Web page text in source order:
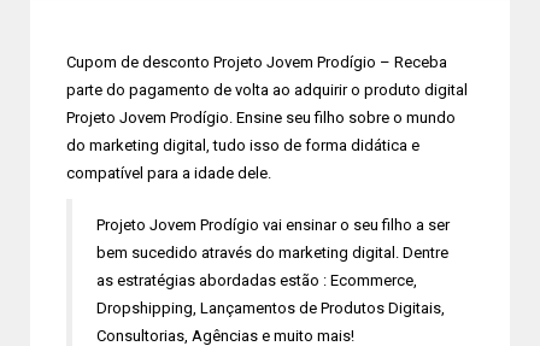
Cupom de desconto Projeto Jovem Prodígio – Receba
parte do pagamento de volta ao adquirir o produto digital
Projeto Jovem Prodígio. Ensine seu filho sobre o mundo
do marketing digital, tudo isso de forma didática e
compatível para a idade dele.
Projeto Jovem Prodígio vai ensinar o seu filho a ser
bem sucedido através do marketing digital. Dentre
as estratégias abordadas estão : Ecommerce,
Dropshipping, Lançamentos de Produtos Digitais,
Consultorias, Agências e muito mais!